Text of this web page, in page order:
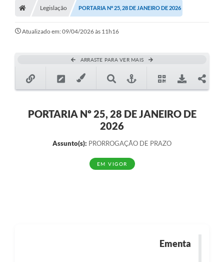
Legislação PORTARIA Nº 25, 28 DE JANEIRO DE 2026
Atualizado em: 09/04/2026 às 11h16
ARRASTE PARA VER MAIS
PORTARIA Nº 25, 28 DE JANEIRO DE
2026
Assunto(s): PRORROGAÇÃO DE PRAZO
EM VIGOR
Ementa